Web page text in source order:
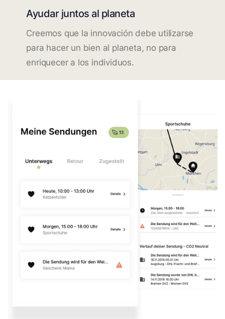
Ayudar juntos al planeta
Creemos que la innovación debe utilizarse
para hacer un bien al planeta, no para
enriquecer a los individuos.